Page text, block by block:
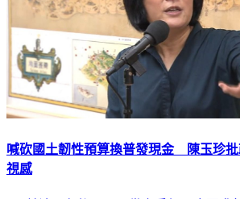
喊砍國土韌性預算換普發現金 陳玉珍
視感